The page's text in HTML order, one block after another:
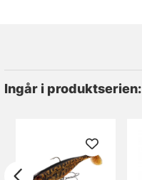
Ingår i produktserien: